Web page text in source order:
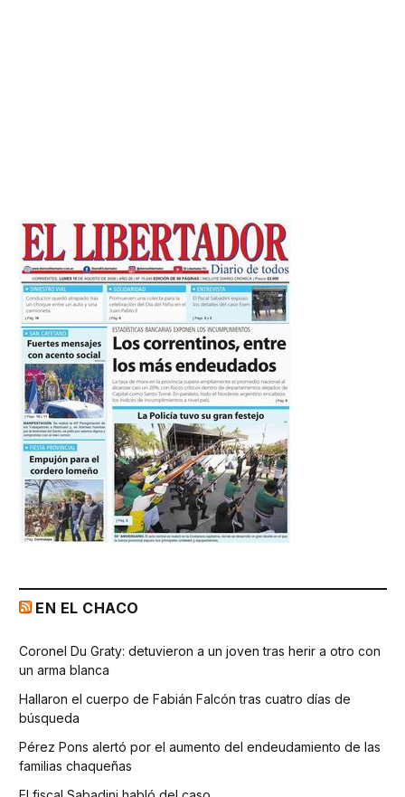
EN EL CHACO
Coronel Du Graty: detuvieron a un joven tras herir a otro con
un arma blanca
Hallaron el cuerpo de Fabián Falcón tras cuatro días de
búsqueda
Pérez Pons alertó por el aumento del endeudamiento de las
familias chaqueñas